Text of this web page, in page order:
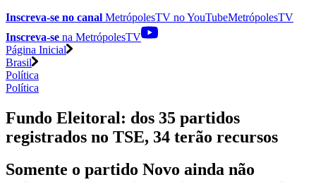
Inscreva-se no canal MetrópolesTV noYouTubeMetrópolesTV
Inscreva-se na MetrópolesTV
Página Inicial
Brasil
Política
Política
Fundo Eleitoral: dos 35 partidos
registrados no TSE, 34 terão recursos
Somente o partido Novo ainda não